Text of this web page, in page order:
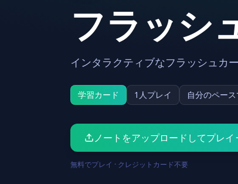
フラッシ
インタラクティブなフラッシュカ
学習カード 1人プレイ 自分のペー
ノートをアップロードしてプレイ
無料でプレイ · クレジットカード不要